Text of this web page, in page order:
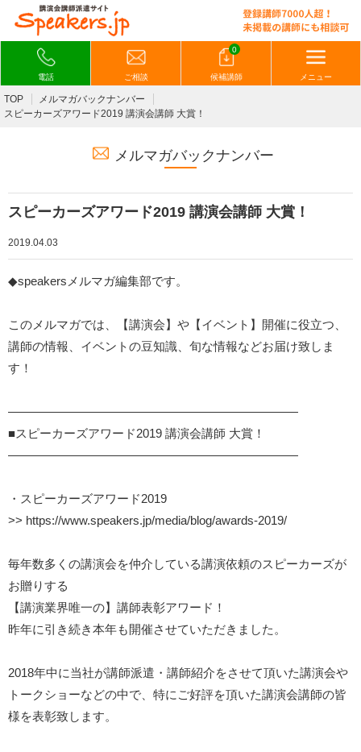
電話 ご相談
0
候補講師 メニュー
TOP
メルマガバックナンバー
スピーカーズアワード2019 講演会講師 大賞！
メルマガバックナンバー
スピーカーズアワード2019 講演会講師 大賞！
2019.04.03
◆speakersメルマガ編集部です。
このメルマガでは、【講演会】や【イベント】開催に役立つ、
講師の情報、イベントの豆知識、旬な情報などお届け致しま
す！
――――――――――――――――――――――――
■スピーカーズアワード2019 講演会講師 大賞！
――――――――――――――――――――――――
・スピーカーズアワード2019
>> https://www.speakers.jp/media/blog/awards-2019/
毎年数多くの講演会を仲介している講演依頼のスピーカーズが
お贈りする
【講演業界唯一の】講師表彰アワード！
昨年に引き続き本年も開催させていただきました。
2018年中に当社が講師派遣・講師紹介をさせて頂いた講演会や
トークショーなどの中で、 特にご好評を頂いた講演会講師の皆
様を表彰致します。